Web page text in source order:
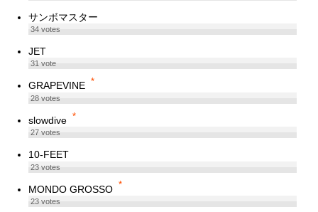
サンボマスター
34votes
JET
31vote
GRAPEVINE *
28votes
slowdive *
27votes
10-FEET
23votes
MONDO GROSSO *
23votes